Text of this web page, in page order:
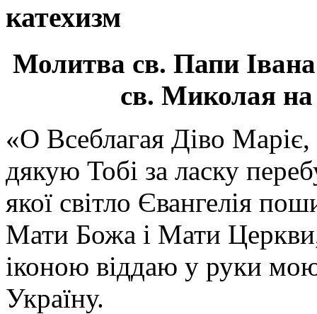
катехизм
Молитва св. Папи
св. Миколая на
«О Всеблагая Діво
дякую Тобі за ласку
якої світло Євангелія
Мати Божа і Мати
іконою віддаю у руки
Україну.